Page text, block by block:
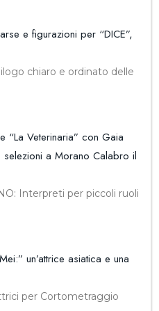
e figurazioni per “DICE”,
chiaro e ordinato delle
“La Veterinaria” con Gaia
a Morano Calabro il
Interpreti per piccoli ruoli
un’attrice asiatica e una
per Cortometraggio